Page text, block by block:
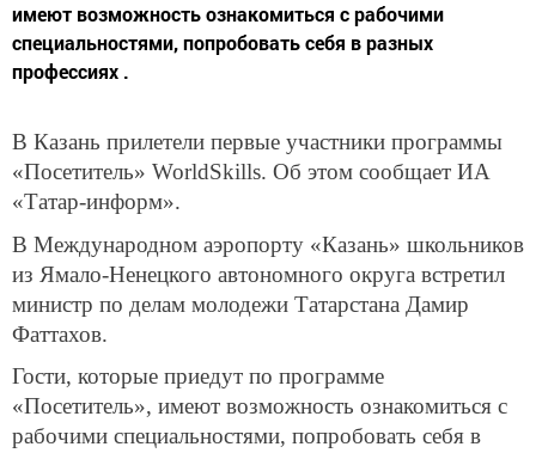
имеют возможность ознакомиться с рабочими
специальностями, попробовать себя в разных
профессиях .
В Казань прилетели первые участники программы
«Посетитель» WorldSkills. Об этом сообщает ИА
«Татар-информ».
В Международном аэропорту «Казань» школьников
из Ямало-Ненецкого автономного округа встретил
министр по делам молодежи Татарстана Дамир
Фаттахов.
Гости, которые приедут по программе
«Посетитель», имеют возможность ознакомиться с
рабочими специальностями, попробовать себя в